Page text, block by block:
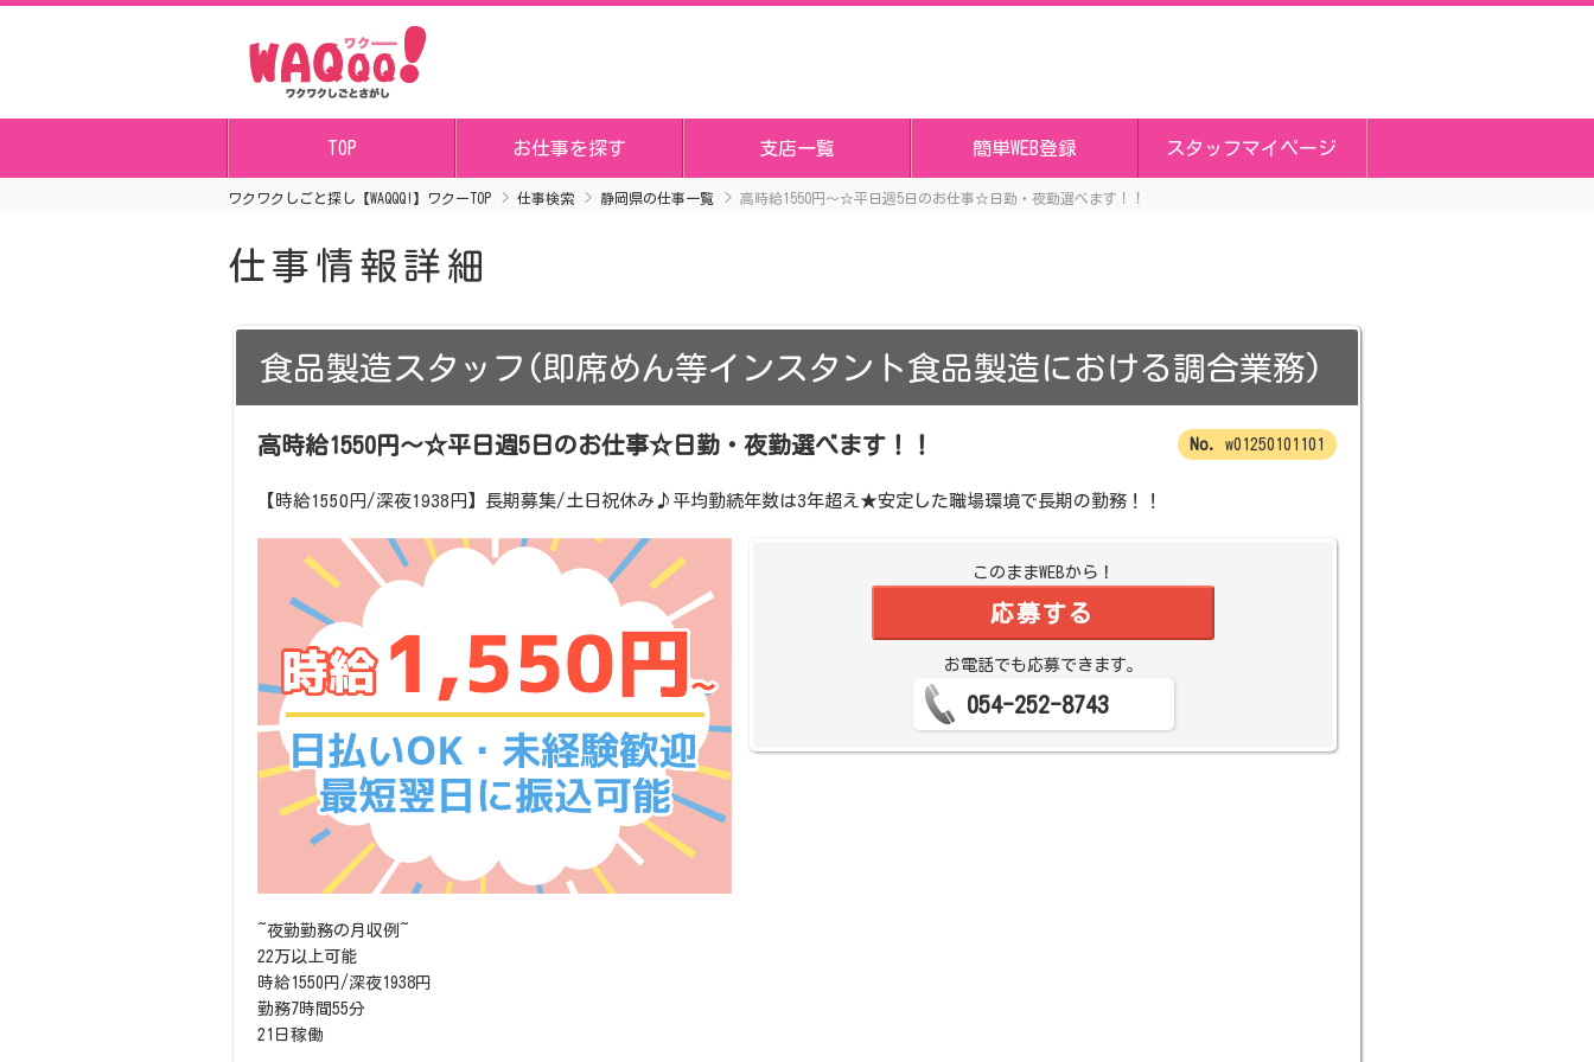
TOP お仕事を探す 支店一覧 簡単WEB登録 スタッフマイページ
ワクワクしごと探し【WAQQQ!】ワクーTOP 仕事検索 静岡県の仕事一覧 高時給1550円～☆平日週5日のお仕事☆日勤・夜勤選べます！！
仕事情報詳細
食品製造スタッフ(即席めん等インスタント食品製造における調合業務)
w01250101101
高時給1550円～☆平日週5日のお仕事☆日勤・夜勤選べます！！
【時給1550円/深夜1938円】長期募集/土日祝休み♪平均勤続年数は3年超え★安定した職場環境で長期の勤務！！
このままWEBから！
応募する
お電話でも応募できます。
054-252-8743
~夜勤勤務の月収例~
22万以上可能
時給1550円/深夜1938円
勤務7時間55分
21日稼働